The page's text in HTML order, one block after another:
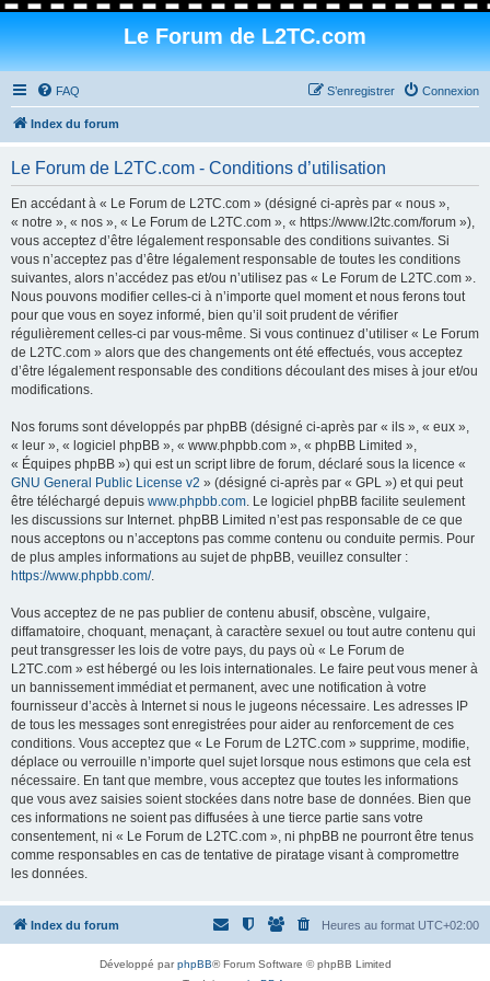
Le Forum de L2TC.com
FAQ Connexion
S’enregistrer
Index du forum
Le Forum de L2TC.com - Conditions d’utilisation
En accédant à « Le Forum de L2TC.com » (désigné ci-après par « nous »,
« notre », « nos », « Le Forum de L2TC.com », « https://www.l2tc.com/forum »),
vous acceptez d’être légalement responsable des conditions suivantes. Si
vous n’acceptez pas d’être légalement responsable de toutes les conditions
suivantes, alors n’accédez pas et/ou n’utilisez pas « Le Forum de L2TC.com ».
Nous pouvons modifier celles-ci à n’importe quel moment et nous ferons tout
pour que vous en soyez informé, bien qu’il soit prudent de vérifier
régulièrement celles-ci par vous-même. Si vous continuez d’utiliser « Le Forum
de L2TC.com » alors que des changements ont été effectués, vous acceptez
d’être légalement responsable des conditions découlant des mises à jour et/ou
modifications.
Nos forums sont développés par phpBB (désigné ci-après par « ils », « eux »,
« leur », « logiciel phpBB », « www.phpbb.com », « phpBB Limited »,
« Équipes phpBB ») qui est un script libre de forum, déclaré sous la licence «
GNU General Public License v2 » (désigné ci-après par « GPL ») et qui peut
être téléchargé depuis www.phpbb.com. Le logiciel phpBB facilite seulement
les discussions sur Internet. phpBB Limited n’est pas responsable de ce que
nous acceptons ou n’acceptons pas comme contenu ou conduite permis. Pour
de plus amples informations au sujet de phpBB, veuillez consulter :
https://www.phpbb.com/.
Vous acceptez de ne pas publier de contenu abusif, obscène, vulgaire,
diffamatoire, choquant, menaçant, à caractère sexuel ou tout autre contenu qui
peut transgresser les lois de votre pays, du pays où « Le Forum de
L2TC.com » est hébergé ou les lois internationales. Le faire peut vous mener à
un bannissement immédiat et permanent, avec une notification à votre
fournisseur d’accès à Internet si nous le jugeons nécessaire. Les adresses IP
de tous les messages sont enregistrées pour aider au renforcement de ces
conditions. Vous acceptez que « Le Forum de L2TC.com » supprime, modifie,
déplace ou verrouille n’importe quel sujet lorsque nous estimons que cela est
nécessaire. En tant que membre, vous acceptez que toutes les informations
que vous avez saisies soient stockées dans notre base de données. Bien que
ces informations ne soient pas diffusées à une tierce partie sans votre
consentement, ni « Le Forum de L2TC.com », ni phpBB ne pourront être tenus
comme responsables en cas de tentative de piratage visant à compromettre
les données.
Index du forum Heures au format UTC+02:00
Développé parphpBB® Forum Software © phpBB Limited